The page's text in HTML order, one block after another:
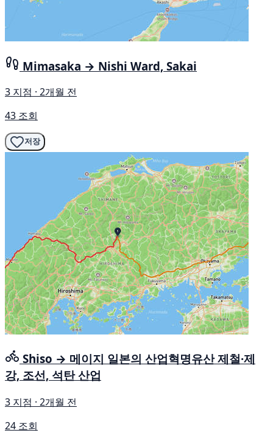
Mimasaka → Nishi Ward, Sakai
3 지점 · 2개월 전
43 조회
저장
Shiso → 메이지 일본의 산업혁명유산 제철·제
강, 조선, 석탄 산업
3 지점 · 2개월 전
24 조회